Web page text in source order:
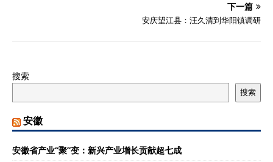
下一篇
安庆望江县：汪久清到华阳镇调研
搜索
搜索
安徽
安徽省产业“聚”变：新兴产业增长贡献超七成